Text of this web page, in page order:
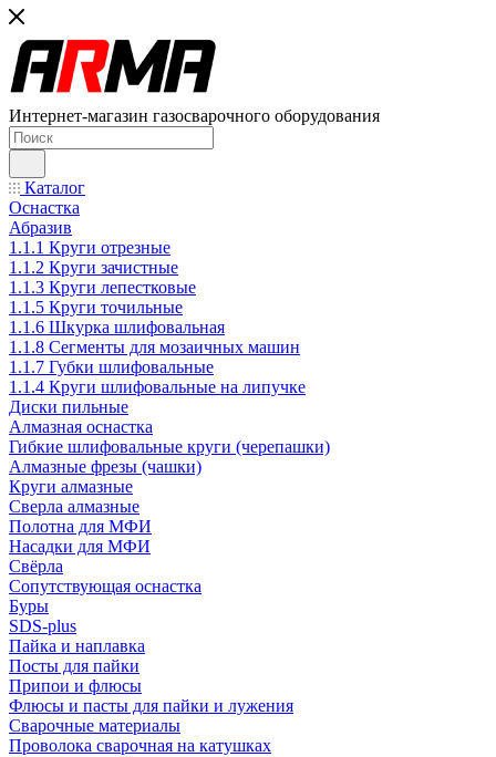
Интернет-магазин газосварочного оборудования
Каталог
Оснастка
Абразив
1.1.1 Круги отрезные
1.1.2 Круги зачистные
1.1.3 Круги лепестковые
1.1.5 Круги точильные
1.1.6 Шкурка шлифовальная
1.1.8 Сегменты для мозаичных машин
1.1.7 Губки шлифовальные
1.1.4 Круги шлифовальные на липучке
Диски пильные
Алмазная оснастка
Гибкие шлифовальные круги (черепашки)
Алмазные фрезы (чашки)
Круги алмазные
Сверла алмазные
Полотна для МФИ
Насадки для МФИ
Свёрла
Сопутствующая оснастка
Буры
SDS-plus
Пайка и наплавка
Посты для пайки
Припои и флюсы
Флюсы и пасты для пайки и лужения
Сварочные материалы
Проволока сварочная на катушках